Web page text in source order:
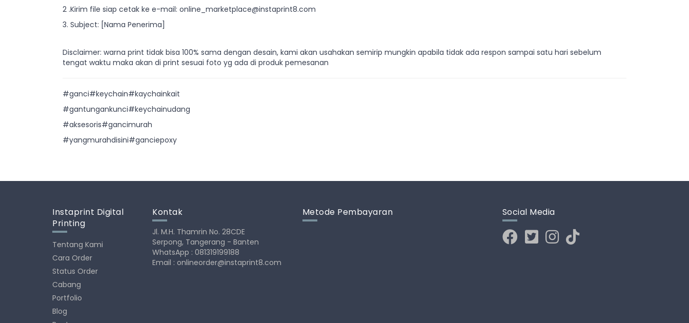
2 .Kirim file siap cetak ke e-mail: online_marketplace@instaprint8.com
3. Subject: [Nama Penerima]
Disclaimer: warna print tidak bisa 100% sama dengan desain, kami akan usahakan semirip mungkin apabila tidak ada respon sampai satu hari sebelum
tengat waktu maka akan di print sesuai foto yg ada di produk pemesanan
#ganci#keychain#kaychainkait
#gantungankunci#keychainudang
#aksesoris#gancimurah
#yangmurahdisini#ganciepoxy
Instaprint Digital
Printing
Tentang Kami
Cara Order
Status Order
Cabang
Portfolio
Blog
Kontak
Jl. M.H. Thamrin No. 28CDE
Serpong, Tangerang - Banten
WhatsApp : 081319199188
Email : onlineorder@instaprint8.com
Metode Pembayaran Social Media